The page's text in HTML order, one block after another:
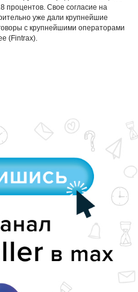
процентов. Свое согласие на
уже дали крупнейшие
с крупнейшими операторами
(Fintrax).